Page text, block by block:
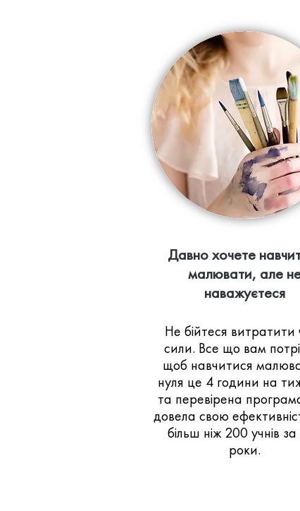
Давно хочете
малювати, але
наважуєтеся
Не бійтеся витратити
сили. Все що вам
щоб навчитися
нуля це 4 години на
та перевірена
довела свою
більш ніж 200 учнів
роки.